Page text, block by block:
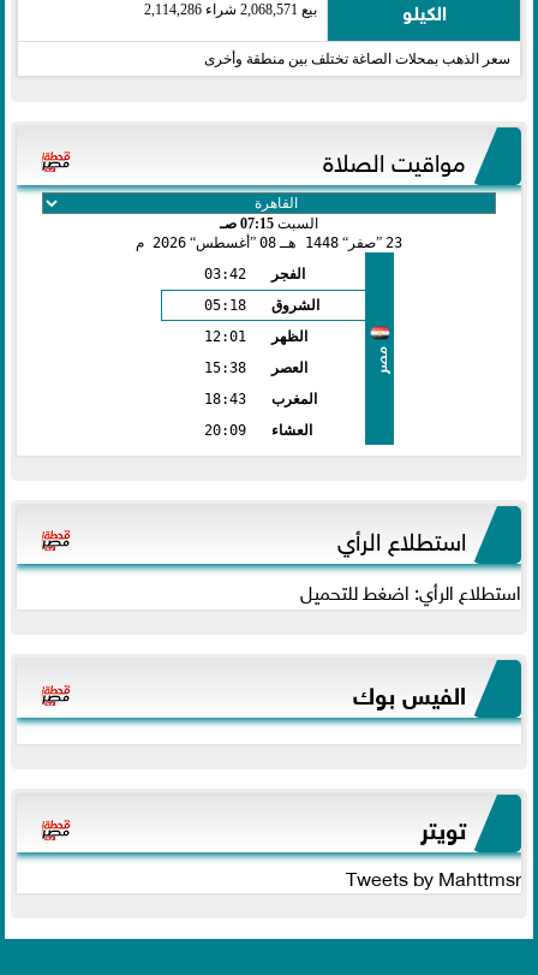
الكيلو بيع 2,068,571 شراء 2,114,286
سعر الذهب بمحلات الصاغة تختلف بين منطقة وأخرى
مواقيت الصلاة
السبت 07:15 صـ
23
صفر 1448 هـ 08 أغسطس 2026 م
مصر
الفجر
03:42
الشروق
05:18
الظهر
12:01
العصر
15:38
المغرب
18:43
العشاء
20:09
استطلاع الرأي
استطلاع الرأي: اضغط للتحميل
الفيس بوك
تويتر
Tweets by Mahttmsr